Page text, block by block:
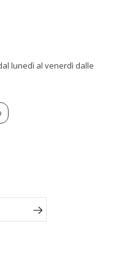
lunedì al venerdì dalle